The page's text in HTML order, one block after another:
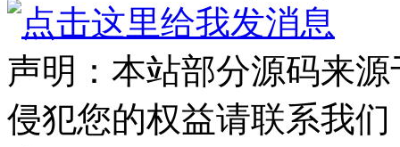
声明：本站部分源码来
侵犯您的权益请联系我